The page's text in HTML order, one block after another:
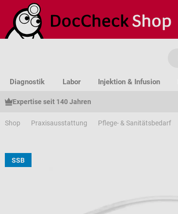
Hauptinhalt springen
Zur Suche springen
Zur Hauptnavigation springen
Diagnostik Labor Injektion & Infusion
Expertise seit 140 Jahren
Shop Praxisausstattung Pflege- & Sanitätsbedarf
SSB